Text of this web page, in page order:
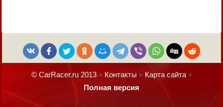
© CarRacer.ru 2013× Контакты × Карта сайта×
Полная версия